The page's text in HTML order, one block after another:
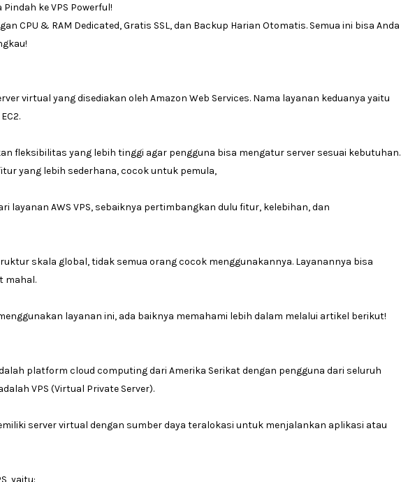
ke VPS Powerful!
CPU & RAM Dedicated, Gratis SSL, dan Backup Harian Otomatis. Semua ini bisa Anda
virtual yang disediakan oleh Amazon Web Services. Nama layanan keduanya yaitu
fleksibilitas yang lebih tinggi agar pengguna bisa mengatur server sesuai kebutuhan.
yang lebih sederhana, cocok untuk pemula,
layanan AWS VPS, sebaiknya pertimbangkan dulu fitur, kelebihan, dan
skala global, tidak semua orang cocok menggunakannya. Layanannya bisa
mahal.
layanan ini, ada baiknya memahami lebih dalam melalui artikel berikut!
platform cloud computing dari Amerika Serikat dengan pengguna dari seluruh
VPS (Virtual Private Server).
server virtual dengan sumber daya teralokasi untuk menjalankan aplikasi atau
yaitu: